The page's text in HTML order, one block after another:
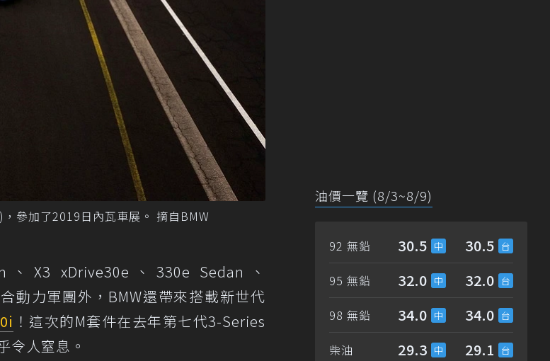
參加了2019日內瓦車展。 摘自BMW
、X3 xDrive30e、330e Sedan、
動力軍團外，BMW還帶來搭載新世代
！這次的M套件在去年第七代3-Series
令人窒息。
油價一覽 (8/3~8/9)
92 無鉛 30.5 30.5
95 無鉛 32.0 32.0
98 無鉛 34.0 34.0
柴油 29.3 29.1